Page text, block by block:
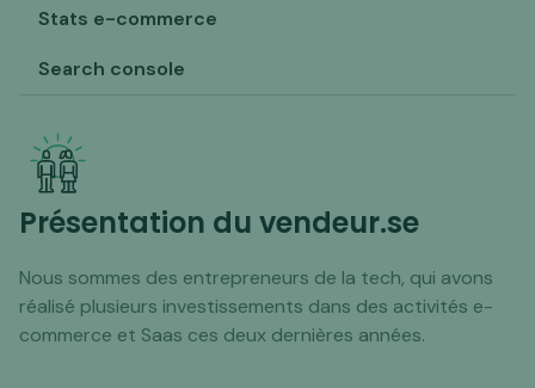
Stats e-commerce
Search console
Présentation du vendeur.se
Nous sommes des entrepreneurs de la tech, qui avons
réalisé plusieurs investissements dans des activités e-
commerce et Saas ces deux dernières années.